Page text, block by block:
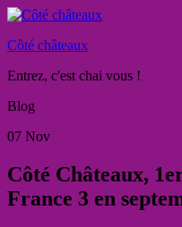
Côté châteaux
Entrez, c'est chai vous !
Blog
07 Nov
Côté Châteaux,
France 3 en